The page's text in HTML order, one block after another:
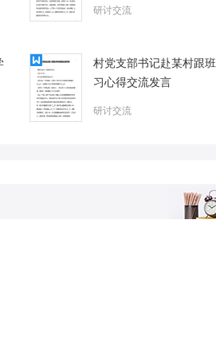
研讨交流
村党支部书记赴某村跟
习心得交流发言
研讨交流